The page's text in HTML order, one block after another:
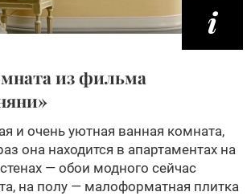
из фильма
и очень уютная ванная комната,
она находится в апартаментах на
— обои модного сейчас
на полу — малоформатная плитка